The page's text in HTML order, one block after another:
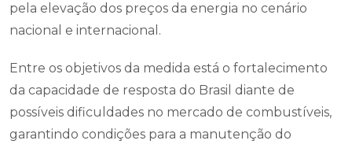
pela elevação dos preços da energia no cenário
nacional e internacional.
Entre os objetivos da medida está o fortalecimento
da capacidade de resposta do Brasil diante de
possíveis dificuldades no mercado de combustíveis,
garantindo condições para a manutenção do